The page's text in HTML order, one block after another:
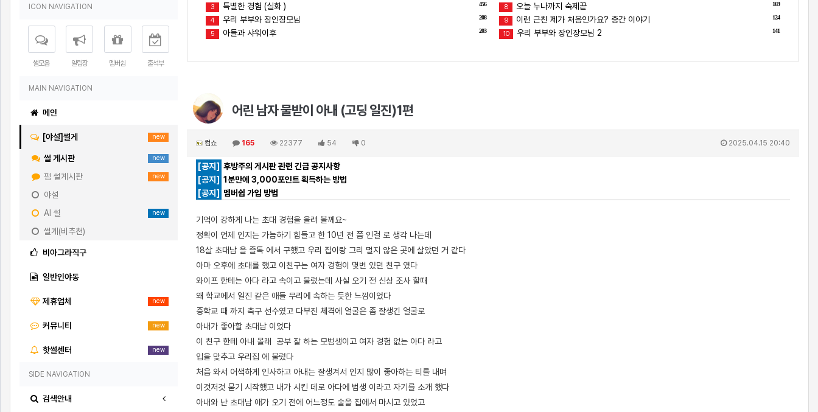
456
3 특별한 경험 (실화 )
208
4 우리 부부와 장인장모님
203
5 아들과 샤워이후
169
8 오늘 누나까지 숙제끝
124
9 이런 근친 제가 처음인가요? 중간 이야기
141
10 우리 부부와 장인장모님 2
어린 남자 물받이 아내 (고딩 일진)1편
컴쇼 165 22377 54 0 2025.04.15 20:40
[공지] 후방주의 게시판 관련 긴급 공지사항
[공지] 1분만에 3,000포인트 획득하는 방법
[공지]
멤버쉽 가입 방법
기억이 강하게 나는 초대 경험을 올려 볼께요~
정확이 언제 인지는 가늠하기 힘들고 한 10년 전 쯤 인걸 로 생각 나는데
18살 초대남 을 즐톡 에서 구했고 우리 집이랑 그리 멀지 않은 곳에 살았던 거 같다
아마 오후에 초대를 했고 이친구는 여자 경험이 몇번 있던 친구 였다
와이프 한테는 아다 라고 속이고 불렀는데 사실 오기 전 신상 조사 할때
왜 학교에서 일진 같은 애들 무리에 속하는 듯한 느낌이었다
중학교 때 까지 축구 선수였고 다부진 체격에 얼굴은 좀 잘생긴 얼굴로
아내가 좋아할 초대남 이었다
이 친구 한테 아내 몰래 공부 잘 하는 모범생이고 여자 경험 없는 아다 라고
입을 맞추고 우리집 에 불렀다
처음 와서 어색하게 인사하고 아내는 잘생겨서 인지 많이 좋아하는 티를 내며
이것저것 묻기 시작했고 내가 시킨 데로 아다에 범생 이라고 자기를 소개 했다
아내와 난 초대남 애가 오기 전에 어느정도 술을 집에서 마시고 있었고
ICON NAVIGATION
썰모음 알림장 멤버쉽 출석부
MAIN NAVIGATION
메인
[야설]썰게 new
new
썰 게시판
new
펌 썰게시판
야설
new
AI 썰
썰게(비추천)
비아그라직구
일반인야동
제휴업체 new
커뮤니티 new
핫썰센터 new
SIDE NAVIGATION
검색안내